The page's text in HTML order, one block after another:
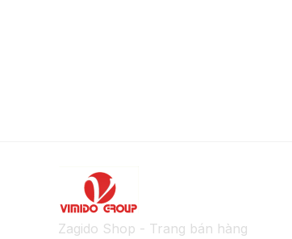
Zagido Shop - Trang bán hàng